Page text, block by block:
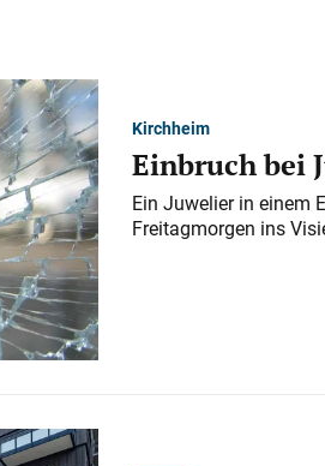
Kirchheim
Einbruch bei
Ein Juwelier in einem
Freitagmorgen ins